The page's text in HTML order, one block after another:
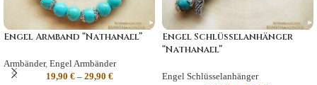
Engel Armband “Nathanael”
Armbänder, Engel Armbänder
19,90 €– 29,90 €
Engel Schlüsselanhänger
“Nathanael”
Engel Schlüsselanhänger